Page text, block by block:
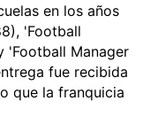
en los años
'Football
'Football Manager
fue recibida
que la franquicia